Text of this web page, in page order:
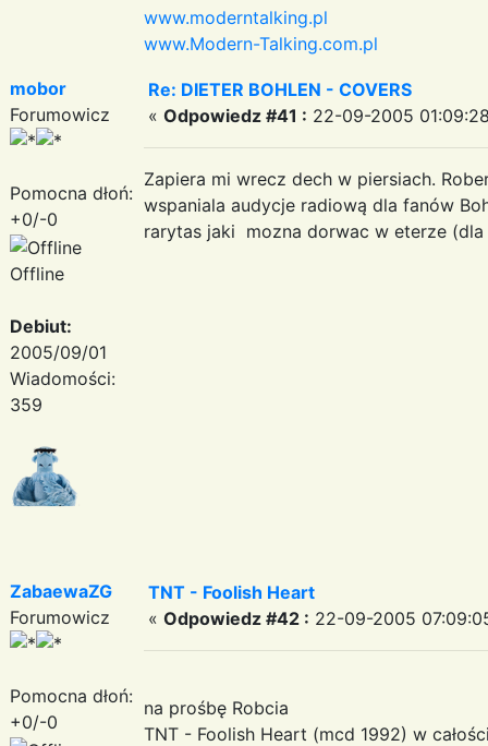
www.moderntalking.pl
www.Modern-Talking.com.pl
mobor
Forumowicz
Pomocna dłoń:
+0/-0
Offline
Debiut:
2005/09/01
Wiadomości:
359
Re: DIETER BOHLEN - COVERS
« Odpowiedz #41 : 22-09-2005
Zapiera mi wrecz dech w piersiach.
wspaniala audycje radiową dla fanów
rarytas jaki mozna dorwac w eterze
ZabaewaZG
Forumowicz
Pomocna dłoń:
+0/-0
TNT - Foolish Heart
« Odpowiedz #42 : 22-09-2005
na prośbę Robcia
TNT - Foolish Heart (mcd 1992) w